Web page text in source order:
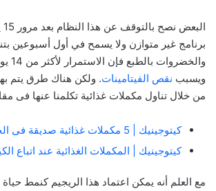
برنامج غير متوازن ولا يسمح في أول أسبوعين
ويسبب نقص الفيتامينات. ولكن هناك طرق يتم
من خلال تناول مكملات غذائية تكلمنا عنها فى
كيتوجينيك | 5 مكملات غذائية صديقة فى الحمية الكيتونية
كيتوجينيك | المكملات الغذائية عند اتباع
مع العلم أنه يمكن اعتماد هذا الريجيم كنمط